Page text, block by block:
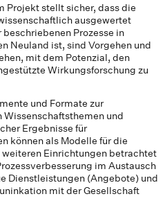
Projekt stellt sicher, dass die
ausgewertet
Prozesse in
Neuland ist, sind Vorgehen und
mit dem Potenzial, den
Wirkungsforschung zu
und Formate zur
und
Ergebnisse für
können als Modelle für die
Einrichtungen betrachtet
im Austausch
Dienstleistungen (Angebote) und
mit der Gesellschaft